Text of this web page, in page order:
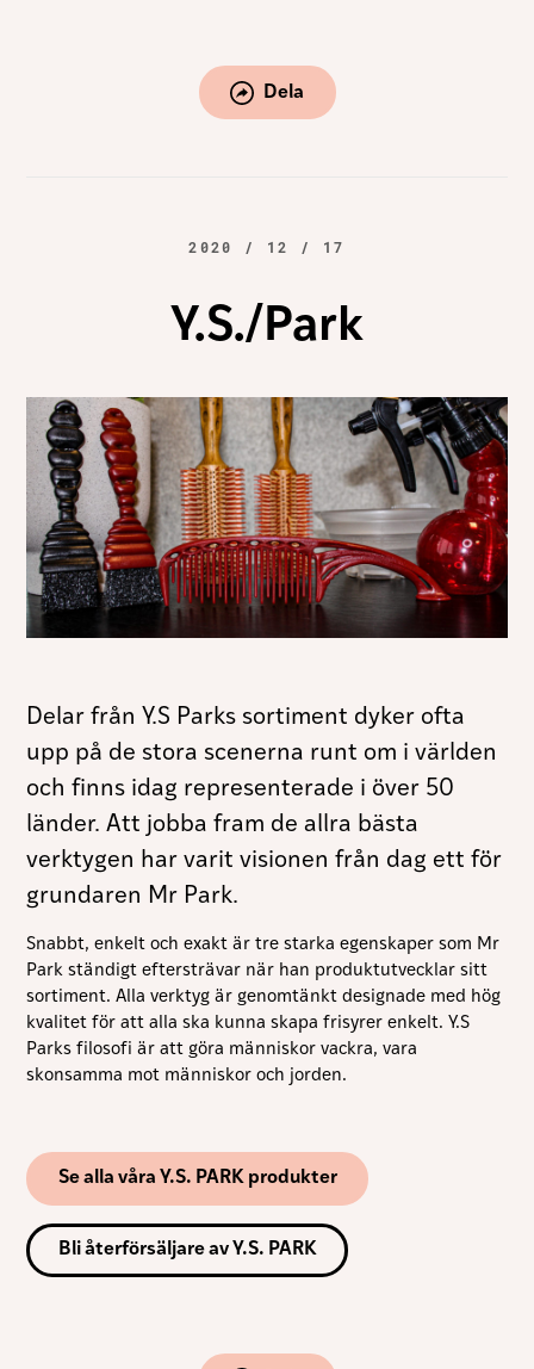
Dela
2020 / 12 / 17
Y.S./Park
Delar från Y.S Parks sortiment dyker ofta
upp på de stora scenerna runt om i världen
och finns idag representerade i över 50
länder. Att jobba fram de allra bästa
verktygen har varit visionen från dag ett för
grundaren Mr Park.
Snabbt, enkelt och exakt är tre starka egenskaper som Mr
Park ständigt eftersträvar när han produktutvecklar sitt
sortiment. Alla verktyg är genomtänkt designade med hög
kvalitet för att alla ska kunna skapa frisyrer enkelt. Y.S
Parks filosofi är att göra människor vackra, vara
skonsamma mot människor och jorden.
Se alla våra Y.S. PARK produkter
Bli återförsäljare av Y.S. PARK